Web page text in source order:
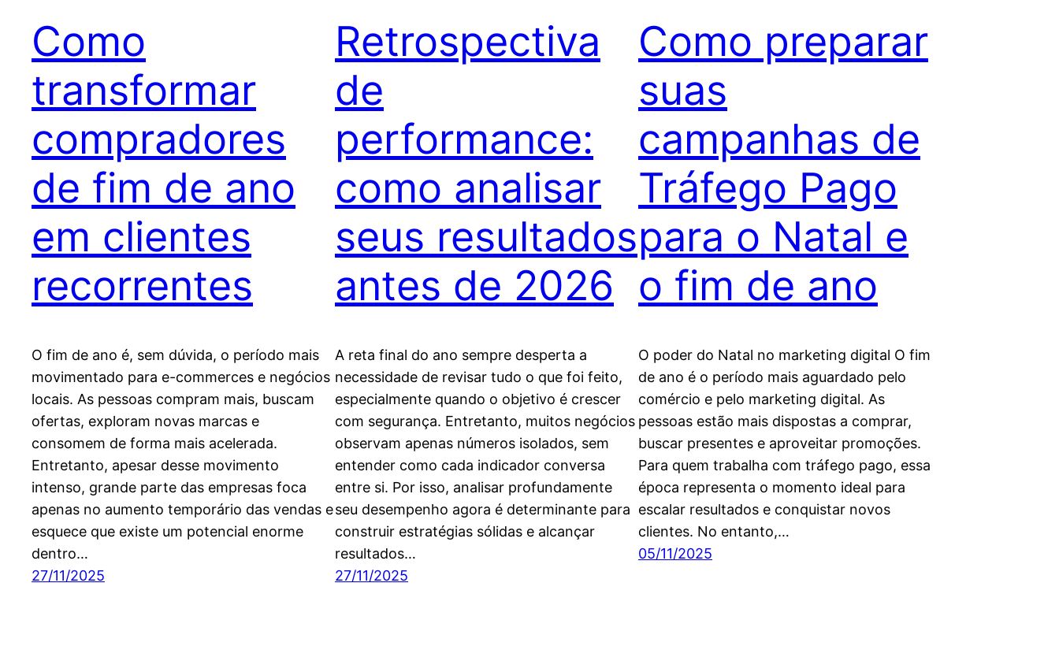
Como
transformar
compradores
de fim de ano
em clientes
recorrentes
O fim de ano é, sem dúvida, o período mais
movimentado para e-commerces e negócios
locais. As pessoas compram mais, buscam
ofertas, exploram novas marcas e
consomem de forma mais acelerada.
Entretanto, apesar desse movimento
intenso, grande parte das empresas foca
apenas no aumento temporário das vendas e
esquece que existe um potencial enorme
dentro…
27/11/2025
Retrospectiva
de
performance:
como analisar
seus resultados
antes de 2026
A reta final do ano sempre desperta a
necessidade de revisar tudo o que foi feito,
especialmente quando o objetivo é crescer
com segurança. Entretanto, muitos negócios
observam apenas números isolados, sem
entender como cada indicador conversa
entre si. Por isso, analisar profundamente
seu desempenho agora é determinante para
construir estratégias sólidas e alcançar
resultados…
27/11/2025
Como preparar
suas
campanhas de
Tráfego Pago
para o Natal e
o fim de ano
O poder do Natal no marketing digital O fim
de ano é o período mais aguardado pelo
comércio e pelo marketing digital. As
pessoas estão mais dispostas a comprar,
buscar presentes e aproveitar promoções.
Para quem trabalha com tráfego pago, essa
época representa o momento ideal para
escalar resultados e conquistar novos
clientes. No entanto,…
05/11/2025